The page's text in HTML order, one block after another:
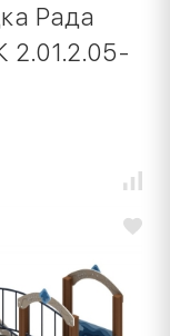
Рада
2.01.2.05-